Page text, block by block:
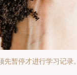
暂停才进行学习记录。